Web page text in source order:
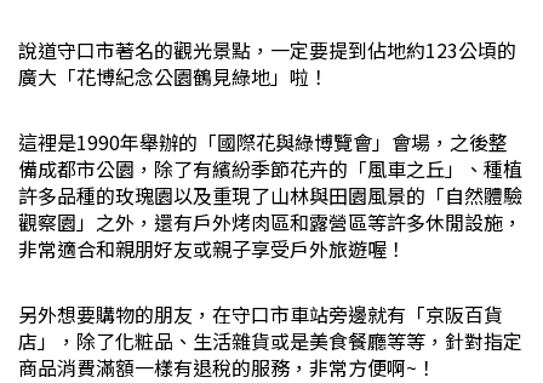
說道守口市著名的觀光景點，一定要提到佔地約123公頃的
廣大「花博紀念公園鶴見綠地」啦！
這裡是1990年舉辦的「國際花與綠博覽會」會場，之後整
備成都市公園，除了有繽紛季節花卉的「風車之丘」、種植
許多品種的玫瑰園以及重現了山林與田園風景的「自然體驗
觀察園」之外，還有戶外烤肉區和露營區等許多休閒設施，
非常適合和親朋好友或親子享受戶外旅遊喔！
另外想要購物的朋友，在守口市車站旁邊就有「京阪百貨
店」，除了化粧品、生活雜貨或是美食餐廳等等，針對指定
商品消費滿額一樣有退稅的服務，非常方便啊~！